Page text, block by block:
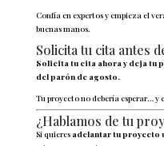
Confía en expertos y empieza el
buenas manos.
Solicita tu cita antes
Solicita tu cita ahora y deja tu
del parón de agosto.
Tu proyecto no debería esperar… y
¿Hablamos de tu
Si quieres adelantar tu proyecto